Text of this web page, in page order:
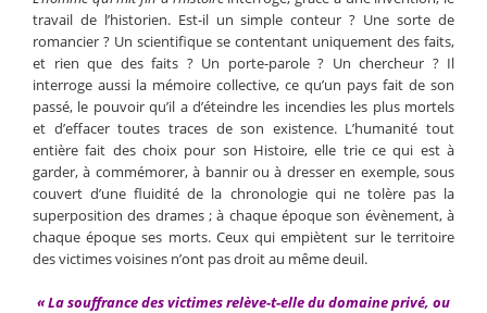
travail de l’historien. Est-il un simple conteur ? Une sorte de
romancier ? Un scientifique se contentant uniquement des faits,
et rien que des faits ? Un porte-parole ? Un chercheur ? Il
interroge aussi la mémoire collective, ce qu’un pays fait de son
passé, le pouvoir qu’il a d’éteindre les incendies les plus mortels
et d’effacer toutes traces de son existence. L’humanité tout
entière fait des choix pour son Histoire, elle trie ce qui est à
garder, à commémorer, à bannir ou à dresser en exemple, sous
couvert d’une fluidité de la chronologie qui ne tolère pas la
superposition des drames ; à chaque époque son évènement, à
chaque époque ses morts. Ceux qui empiètent sur le territoire
des victimes voisines n’ont pas droit au même deuil.
« La souffrance des victimes relève-t-elle du domaine privé, ou